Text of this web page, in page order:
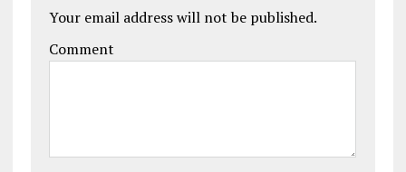
Your email address will not be published.
Comment